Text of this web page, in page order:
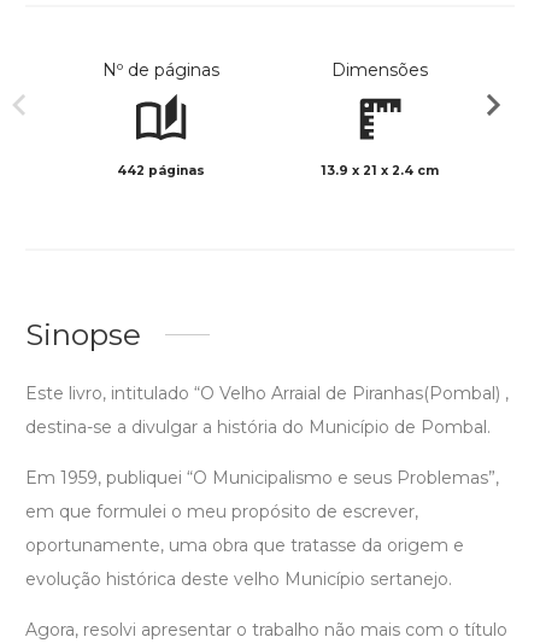
Nº de páginas
442 páginas
Dimensões
13.9 x 21 x 2.4 cm
Sinopse
Este livro, intitulado “O Velho Arraial de Piranhas(Pombal) ,
destina-se a divulgar a história do Município de Pombal.
Em 1959, publiquei “O Municipalismo e seus Problemas”,
em que formulei o meu propósito de escrever,
oportunamente, uma obra que tratasse da origem e
evolução histórica deste velho Município sertanejo.
Agora, resolvi apresentar o trabalho não mais com o título